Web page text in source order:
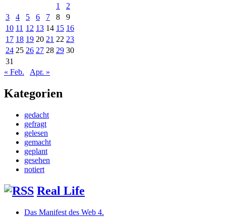
1
2
3
4 5 6 7 8
9
10 11 12 13 14 15 16
17 18 19 20 21 22 23
24 25 26 27 28 29 30
31
« Feb.
Apr. »
Kategorien
gedacht
gefragt
gelesen
gemacht
geplant
gesehen
notiert
Real Life
Das Manifest des Web 4.